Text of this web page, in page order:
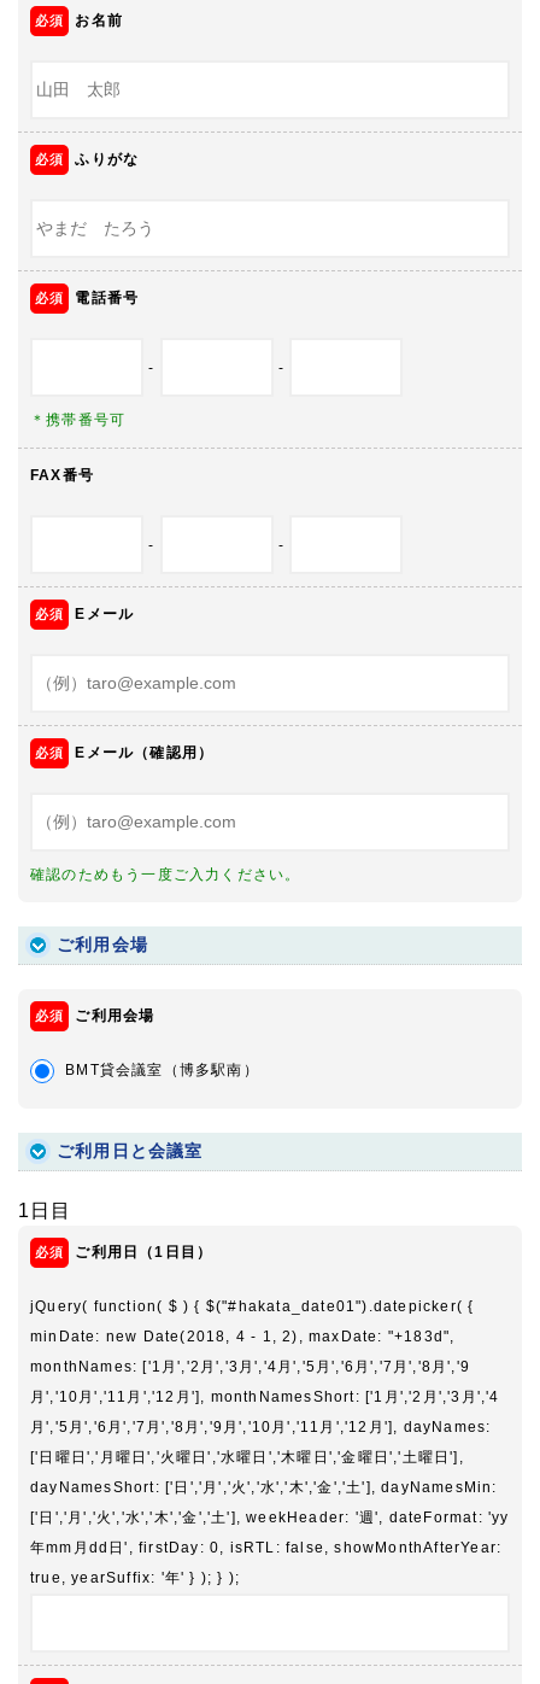
お名前
ふりがな
電話番号
- -
＊携帯番号可
FAX番号
- -
Eメール
Eメール（確認用）
確認のためもう一度ご入力ください。
ご利用会場
ご利用会場
BMT貸会議室（博多駅南）
ご利用日と会議室
1日目
ご利用日（1日目）
jQuery( function( $ ) { $("#hakata_date01").datepicker( {
minDate: new Date(2018, 4 - 1, 2), maxDate: "+183d",
monthNames: ['1月','2月','3月','4月','5月','6月','7月','8月','9
月','10月','11月','12月'], monthNamesShort: ['1月','2月','3月','4
月','5月','6月','7月','8月','9月','10月','11月','12月'], dayNames:
['日曜日','月曜日','火曜日','水曜日','木曜日','金曜日','土曜日'],
dayNamesShort: ['日','月','火','水','木','金','土'], dayNamesMin:
['日','月','火','水','木','金','土'], weekHeader: '週', dateFormat: 'yy
年mm月dd日', firstDay: 0, isRTL: false, showMonthAfterYear:
true, yearSuffix: '年' } ); } );